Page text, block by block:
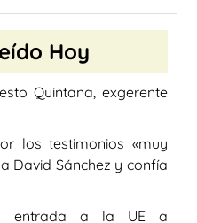
Hoy
Quintana, exgerente
los testimonios «muy
David Sánchez y confía
entrada a la UE a